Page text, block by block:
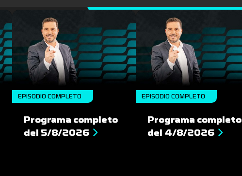
EPISODIO COMPLETO
Programa completo
del 5/8/2026
EPISODIO COMPLETO
Programa completo
del 4/8/2026